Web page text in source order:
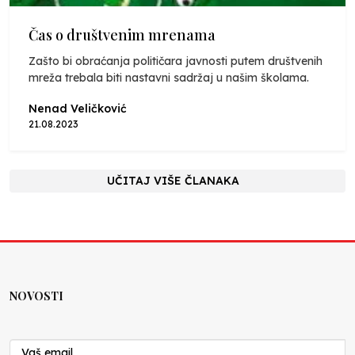
Čas o društvenim mrenama
Zašto bi obraćanja političara javnosti putem društvenih
mreža trebala biti nastavni sadržaj u našim školama.
Nenad Veličković
21.08.2023
UČITAJ VIŠE ČLANAKA
NOVOSTI